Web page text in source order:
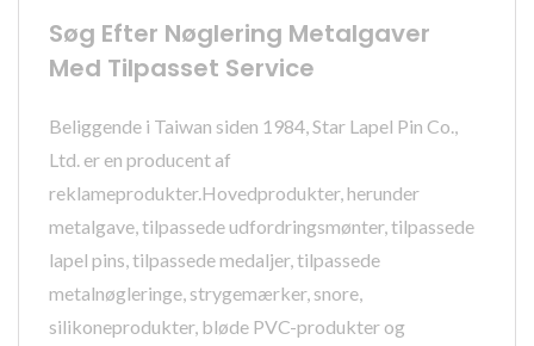
Søg Efter Nøglering Metalgaver
Med Tilpasset Service
Beliggende i Taiwan siden 1984, Star Lapel Pin Co.,
Ltd. er en producent af
reklameprodukter.Hovedprodukter, herunder
metalgave, tilpassede udfordringsmønter, tilpassede
lapel pins, tilpassede medaljer, tilpassede
metalnøgleringe, strygemærker, snore,
silikoneprodukter, bløde PVC-produkter og